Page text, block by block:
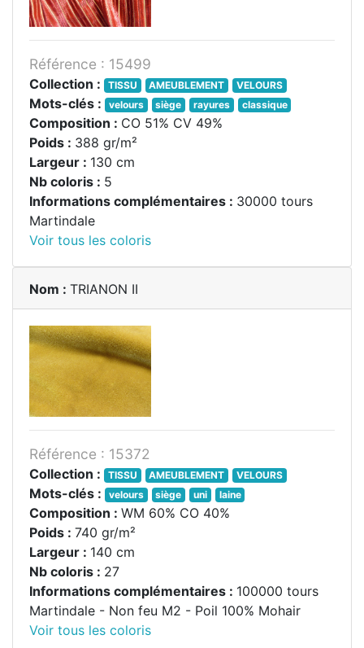
Référence : 15499
Collection : TISSU AMEUBLEMENT VELOURS
Mots-clés : velours siège rayures classique
Composition : CO 51% CV 49%
Poids : 388 gr/m²
Largeur : 130 cm
Nb coloris : 5
Informations complémentaires : 30000 tours
Martindale
Voir tous les coloris
Nom : TRIANON II
Référence : 15372
Collection : TISSU AMEUBLEMENT VELOURS
Mots-clés : velours siège uni laine
Composition : WM 60% CO 40%
Poids : 740 gr/m²
Largeur : 140 cm
Nb coloris : 27
Informations complémentaires : 100000 tours
Martindale - Non feu M2 - Poil 100% Mohair
Voir tous les coloris